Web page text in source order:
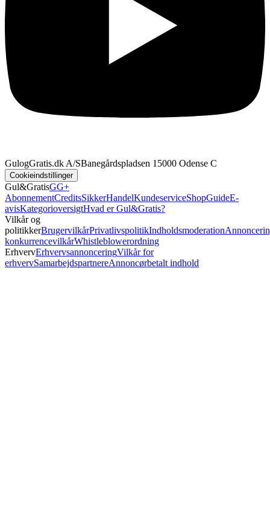
GulogGratis.dk A/SBanegårdspladsen 1 5000 Odense C
Cookieindstillinger
Gul&GratisGG+
AbonnementCreditsSikkerHandelKundeserviceShopGuideE-
avisKategorioversigtHvad er Gul&Gratis?
Vilkår og
politikkerBrugervilkårPrivatlivspolitikIndholdsmoderation
konkurrencevilkårWhistleblowerordning
ErhvervErhvervsannonceringVilkår for
erhvervSamarbejdspartnereAnnoncørbetalt indhold